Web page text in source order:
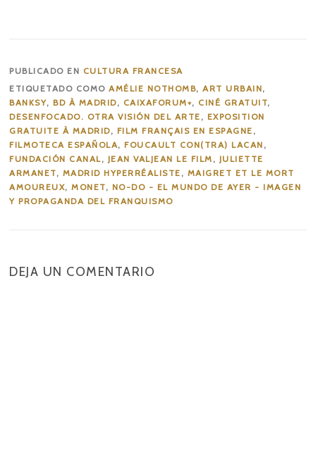
PUBLICADO EN CULTURA FRANCESA
ETIQUETADO COMOAMÉLIE NOTHOMB,ART URBAIN,
BANKSY,BD À MADRID, CAIXAFORUM+, CINÉ GRATUIT,
DESENFOCADO. OTRA VISIÓN DEL ARTE , EXPOSITION
GRATUITE À MADRID, FILM FRANÇAIS EN ESPAGNE ,
FILMOTECA ESPAÑOLA,FOUCAULT CON(TRA) LACAN ,
FUNDACIÓN CANAL, JEAN VALJEAN LE FILM , JULIETTE
ARMANET, MADRID HYPERRÉALISTE , MAIGRET ET LE MORT
AMOUREUX,MONET, NO-DO - EL MUNDO DE AYER - IMAGEN
Y PROPAGANDA DEL FRANQUISMO
DEJA UN COMENTARIO